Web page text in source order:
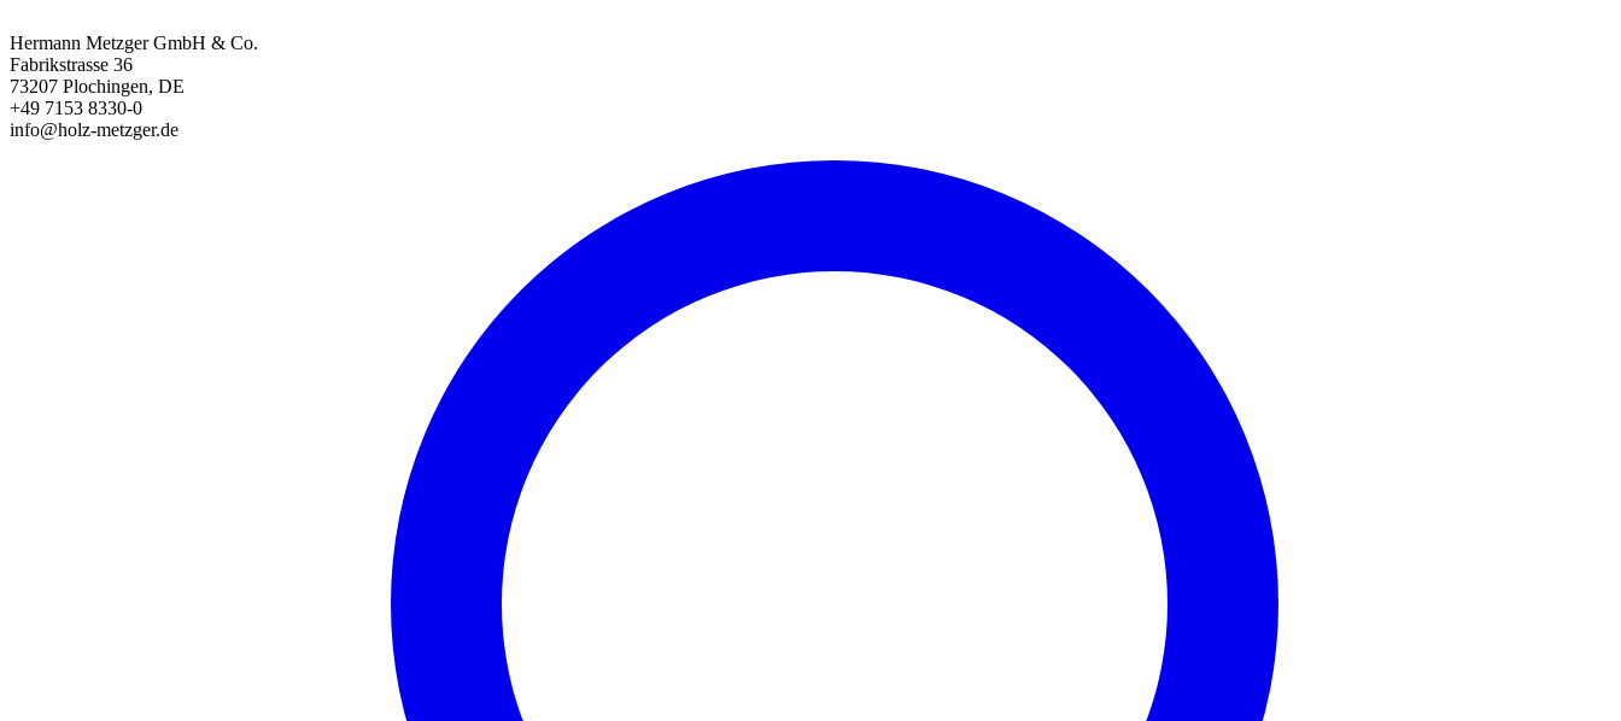
Hermann Metzger GmbH & Co.
Fabrikstrasse 36
73207 Plochingen, DE
+49 7153 8330-0
info@holz-metzger.de